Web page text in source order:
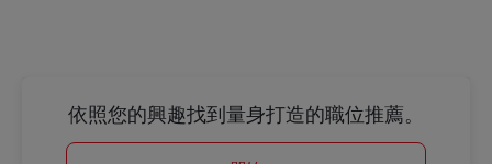
依照您的興趣找到量身打造的職位推薦。